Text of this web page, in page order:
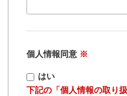
個人情報同意 ※
はい
下記の「個人情報の取り